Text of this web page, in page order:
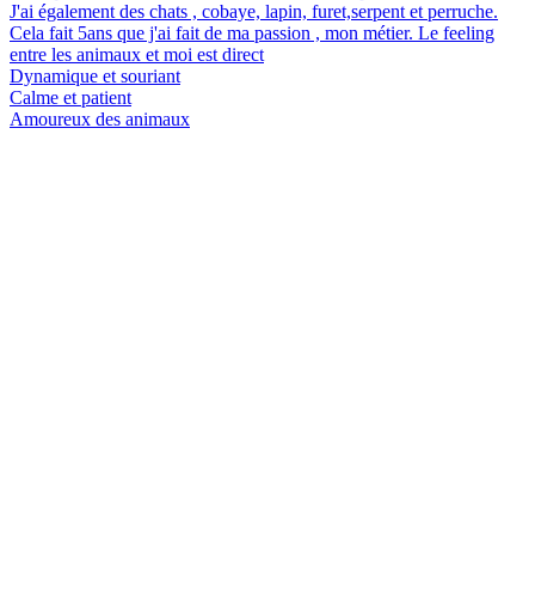
J'ai également des chats , cobaye, lapin, furet,serpent et perruche.
Cela fait 5ans que j'ai fait de ma passion , mon métier. Le feeling
entre les animaux et moi est direct
Dynamique et souriant
Calme et patient
Amoureux des animaux